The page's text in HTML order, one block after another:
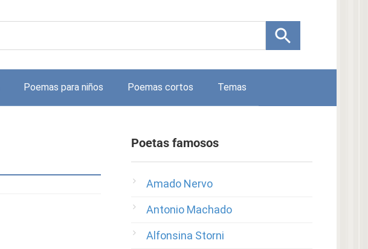
Poemas para niños Poemas cortos Temas
Poetas famosos
Amado Nervo
Antonio Machado
Alfonsina Storni